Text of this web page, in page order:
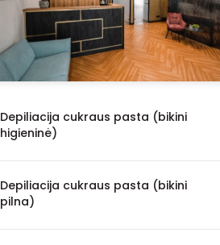
Depiliacija cukraus pasta (bikini
higieninė)
Depiliacija cukraus pasta (bikini
pilna)